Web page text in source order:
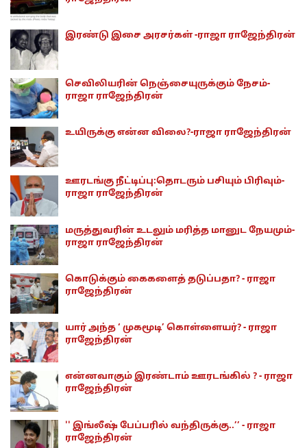
இரண்டு இசை அரசர்கள் -ராஜா ராஜேந்திரன்
செவிலியரின் நெஞ்சையுருக்கும் நேசம்-
ராஜா ராஜேந்திரன்
உயிருக்கு என்ன விலை?-ராஜா ராஜேந்திரன்
ஊரடங்கு நீட்டிப்பு:தொடரும் பசியும் பிரிவும்-
ராஜா ராஜேந்திரன்
மருத்துவரின் உடலும் மரித்த மானுட நேயமும்-
ராஜா ராஜேந்திரன்
கொடுக்கும் கைகளைத் தடுப்பதா? - ராஜா
ராஜேந்திரன்
யார் அந்த ‘ முகமூடி’ கொள்ளையர்? - ராஜா
ராஜேந்திரன்
என்னவாகும் இரண்டாம் ஊரடங்கில் ? - ராஜா
ராஜேந்திரன்
'' இங்லீஷ் பேப்பரில் வந்திருக்கு..’’ - ராஜா
ராஜேந்திரன்